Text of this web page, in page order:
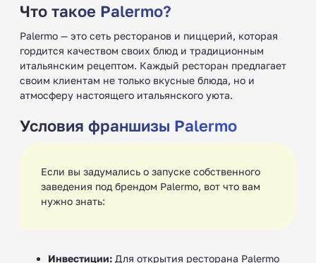
Что такое Palermo?
Palermo — это сеть ресторанов и пиццерий, которая
гордится качеством своих блюд и традиционным
итальянским рецептом. Каждый ресторан предлагает
своим клиентам не только вкусные блюда, но и
атмосферу настоящего итальянского уюта.
Условия франшизы Palermo
Если вы задумались о запуске собственного
заведения под брендом Palermo, вот что вам
нужно знать:
Инвестиции: Для открытия ресторана Palermo